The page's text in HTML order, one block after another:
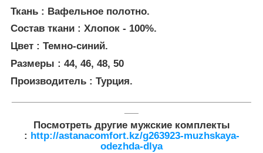
Ткань : Вафельное полотно.
Состав ткани : Хлопок - 100%.
Цвет : Темно-синий.
Размеры : 44, 46, 48, 50
Производитель : Турция.
Посмотреть другие мужские комплекты
: http://astanacomfort.kz/g263923-muzhskaya-
odezhda-dlya